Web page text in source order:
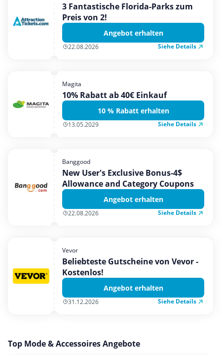
3 Fantastische Florida-Parks zum
Preis von 2!
Angebot erhalten
22.08.2026 Siehe Details
Magita
10% Rabatt ab 40€ Einkauf
10 % Rabatt erhalten
13.05.2029 Siehe Details
Banggood
New User's Exclusive Bonus-4$
Allowance and Category Coupons
Angebot erhalten
22.08.2026 Siehe Details
Vevor
Beliebteste Gutscheine von Vevor -
Kostenlos!
Angebot erhalten
31.12.2026 Siehe Details
Top Mode & Accessoires Angebote